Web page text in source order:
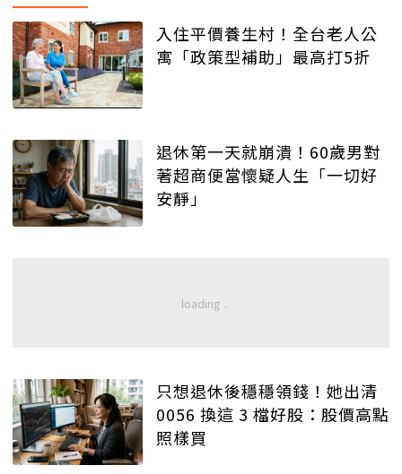
入住平價養生村！全台老人公
寓「政策型補助」最高打5折
退休第一天就崩潰！60歲男對
著超商便當懷疑人生「一切好
安靜」
只想退休後穩穩領錢！她出清
0056 換這 3 檔好股：股價高點
照樣買